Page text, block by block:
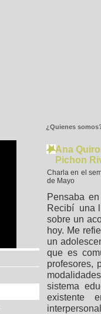
¿Quienes
Ana
Pichon
Charla en el
de Mayo
Pensaba
Recibí una
sobre un
hoy. Me
un
que es
profesores,
sistema
existente